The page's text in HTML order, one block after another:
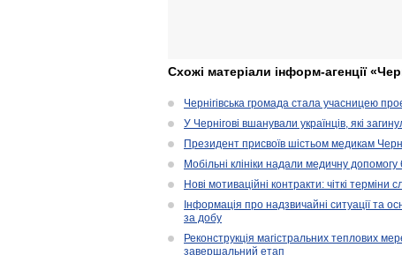
Схожі матеріали інформ-агенції
Чернігівська громада стала учасницею
У Чернігові вшанували українців, які
Президент присвоїв шістьом медикам
Мобільні клініки надали медичну
Нові мотиваційні контракти: чіткі
Інформація про надзвичайні ситуації та
за добу
Реконструкція магістральних теплових
завершальний етап